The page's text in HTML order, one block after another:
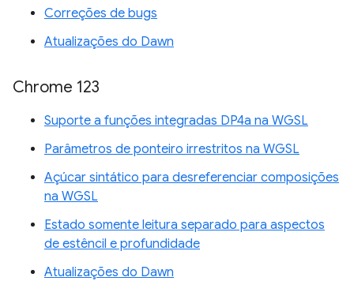
Correções de bugs
Atualizações do Dawn
Chrome 123
Suporte a funções integradas DP4a na WGSL
Parâmetros de ponteiro irrestritos na WGSL
Açúcar sintático para desreferenciar composições
na WGSL
Estado somente leitura separado para aspectos
de estêncil e profundidade
Atualizações do Dawn